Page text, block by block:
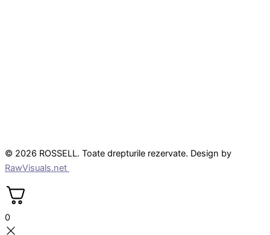
© 2026 ROSSELL. Toate drepturile rezervate. Design by
RawVisuals.net
0